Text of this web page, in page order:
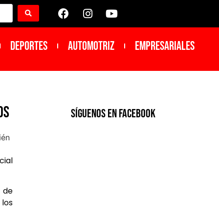
DEPORTES Automotriz Empresariales
de
SíGUENOS EN FACEBOOK